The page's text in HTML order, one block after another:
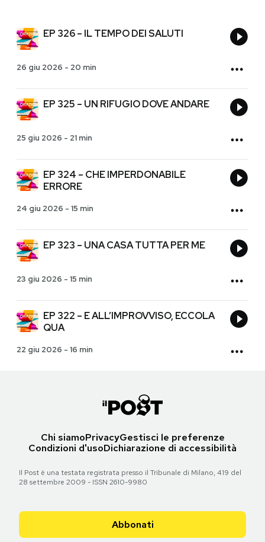
EP 326 – IL TEMPO DEI SALUTI
26 giu 2026 - 20 min
EP 325 – UN RIFUGIO DOVE ANDARE
25 giu 2026 - 21 min
EP 324 – CHE IMPERDONABILE
ERRORE
24 giu 2026 - 15 min
EP 323 – UNA CASA TUTTA PER ME
23 giu 2026 - 15 min
EP 322 – E ALL’IMPROVVISO, ECCOLA
QUA
22 giu 2026 - 16 min
Chi siamoPrivacyGestisci le preferenze
Condizioni d'usoDichiarazione di accessibilità
Il Post è una testata registrata presso il Tribunale di Milano, 419 del
28 settembre 2009 - ISSN 2610-9980
Abbonati